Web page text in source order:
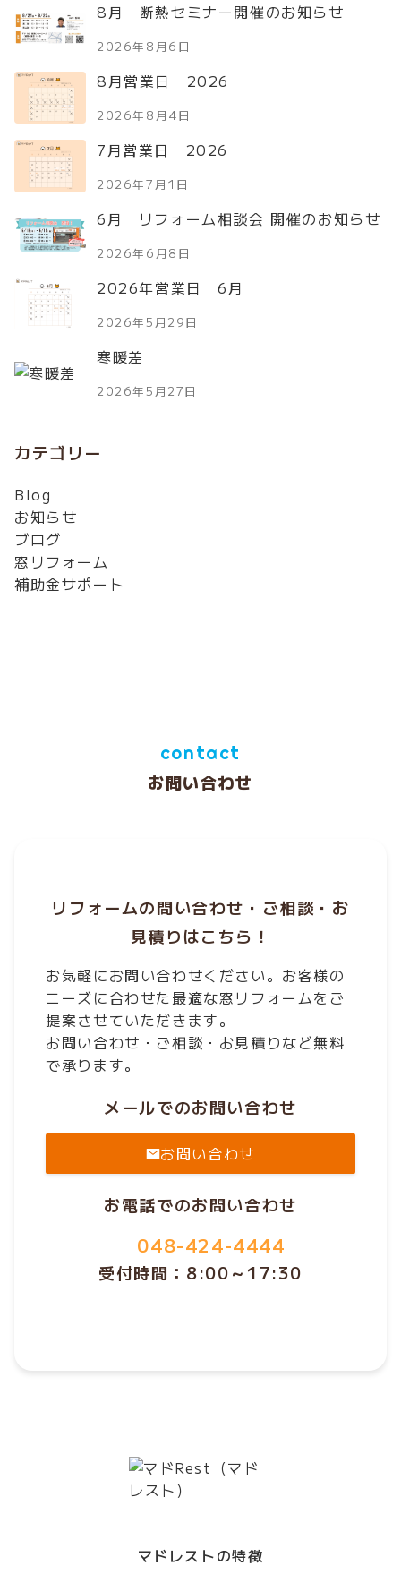
8月 断熱セミナー開催のお知らせ
2026年8月6日
8月営業日 2026
2026年8月4日
7月営業日 2026
2026年7月1日
6月 リフォーム相談会 開催のお知らせ
2026年6月8日
2026年営業日 6月
2026年5月29日
寒暖差
2026年5月27日
カテゴリー
Blog
お知らせ
ブログ
窓リフォーム
補助金サポート
contact
お問い合わせ
リフォームの問い合わせ・ご相談・お
見積りはこちら！
お気軽にお問い合わせください。お客様の
ニーズに合わせた最適な窓リフォームをご
提案させていただきます。
お問い合わせ・ご相談・お見積りなど無料
で承ります。
メールでのお問い合わせ
お問い合わせ
お電話でのお問い合わせ
048-424-4444
受付時間：8:00～17:30
マドレストの特徴